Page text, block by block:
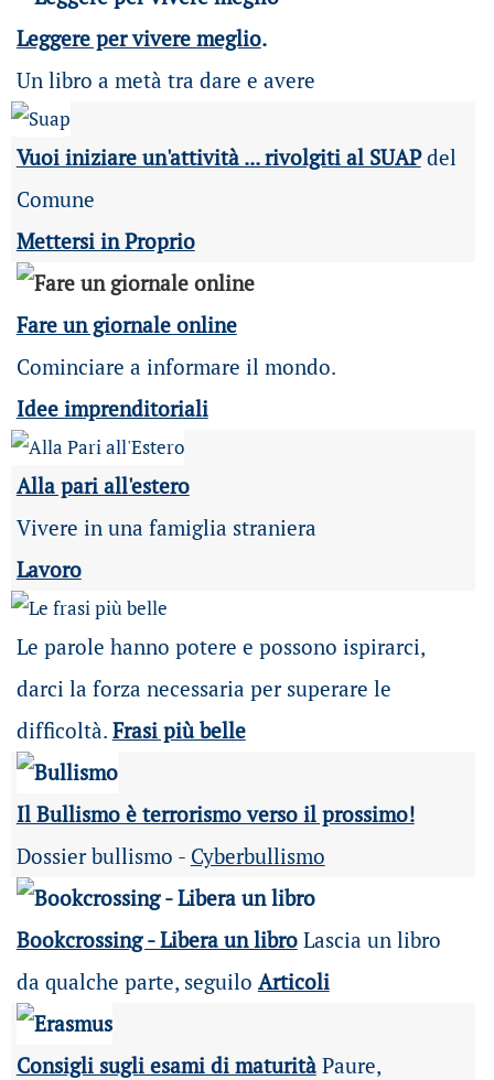
Leggere per vivere meglio.
Un libro a metà tra dare e avere
Vuoi iniziare un'attività ... rivolgiti al SUAPdel
Comune
Mettersi in Proprio
Fare un giornale online
Cominciare a informare il mondo.
Idee imprenditoriali
Alla pari all'estero
Vivere in una famiglia straniera
Lavoro
Le parole hanno potere e possono ispirarci,
darci la forza necessaria per superare le
difficoltà. Frasi più belle
Il Bullismo è terrorismo verso il prossimo!
Dossier bullismo - Cyberbullismo
Bookcrossing - Libera un libroLascia un libro
da qualche parte, seguilo Articoli
Consigli sugli esami di maturità Paure,